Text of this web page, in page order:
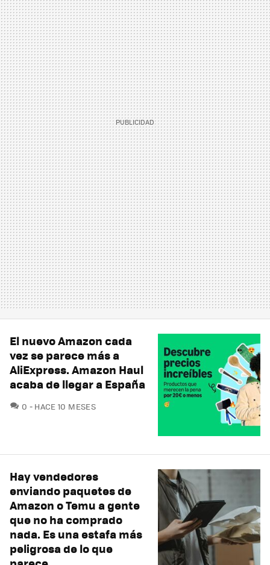
El nuevo Amazon cada
vez se parece más a
AliExpress. Amazon Haul
acaba de llegar a España
0 COMENTARIOS
HACE 10 MESES
Hay vendedores
enviando paquetes de
Amazon o Temu a gente
que no ha comprado
nada. Es una estafa más
peligrosa de lo que